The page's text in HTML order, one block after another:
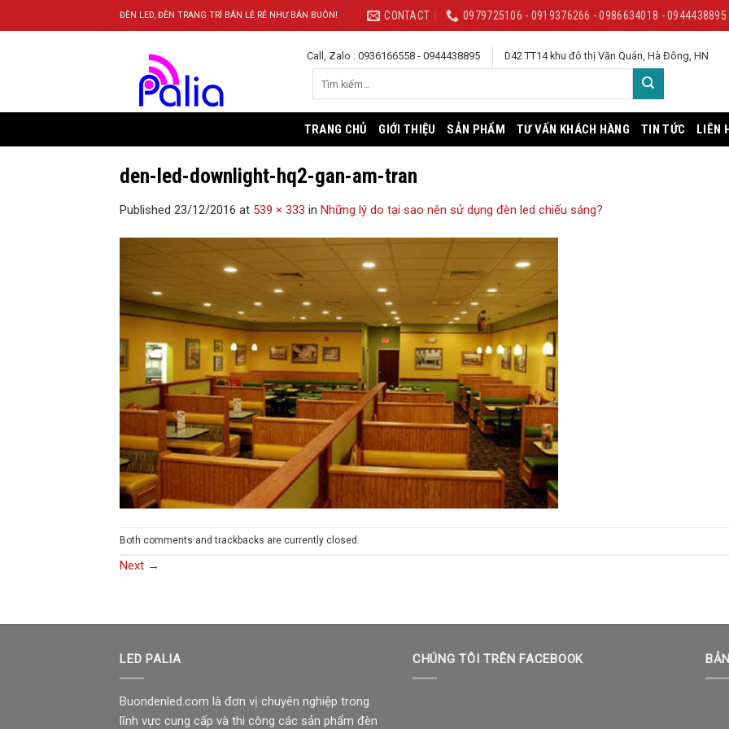
to
ĐÈN LED, ĐÈN TRANG TRÍ BÁN LẺ RẺ NHƯ BÁN BUÔN! CONTACT 0979725106 - 0919376266 - 0986634018 - 0944438895
Call, Zalo : 0936166558 - 0944438895 D42 TT14 khu đô thị Văn Quán, Hà Đông, HN
TRANG CHỦ GIỚI THIỆU SẢN PHẨM TƯ VẤN KHÁCH HÀNG TIN TỨC LIÊN
den-led-downlight-hq2-gan-am-tran
Published 23/12/2016 at 539 × 333 in Những lý do tại sao nên sử dụng đèn led chiếu sáng?
Both comments and trackbacks are currently closed.
Next →
LED PALIA
Buondenled.com là đơn vị chuyên nghiệp trong
lĩnh vực cung cấp và thi công các sản phẩm đèn
CHÚNG TÔI TRÊN FACEBOOK